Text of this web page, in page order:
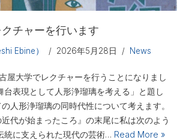
チャーを行います
Ebine） 2026年5月28日 News
屋大学でレクチャーを行うことになりまし
台表現として人形浄瑠璃を考える」と題し
人形浄瑠璃の同時代性について考えます。
代が始まったころ』の末尾に私は次のよう
統に支えられた現代の芸術… Read More »